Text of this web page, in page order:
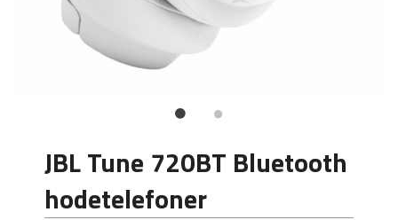
JBL Tune 720BT Bluetooth
hodetelefoner